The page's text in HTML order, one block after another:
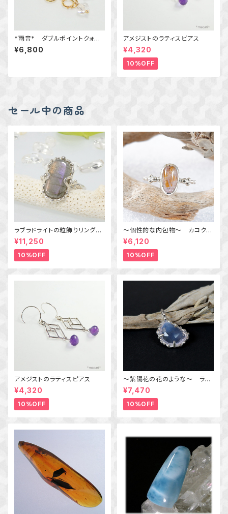
*雨音* ダブルポイントクォー
ツのピアス ｋ14GF ｋ24GP
¥6,800
アメジストのラティスピアス
¥4,320
10%OFF
セール中の商品
ラブラドライトの粒飾りリング
（パープル＆オレンジ） 16号
¥11,250
10%OFF
～個性的な内包物～ カコクセ
ナイトインアメジストの粒飾りリ
ング 10号 天然石アクセサリ
ー 一点物 macari
¥6,120
10%OFF
アメジストのラティスピアス
¥4,320
10%OFF
～紫陽花の花のような～ ラベ
ンダークォーツの粒飾りペンダ
ント 天然石アクセサリー
一点物
¥7,470
10%OFF